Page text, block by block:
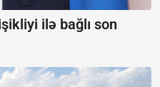
ilə bağlı son